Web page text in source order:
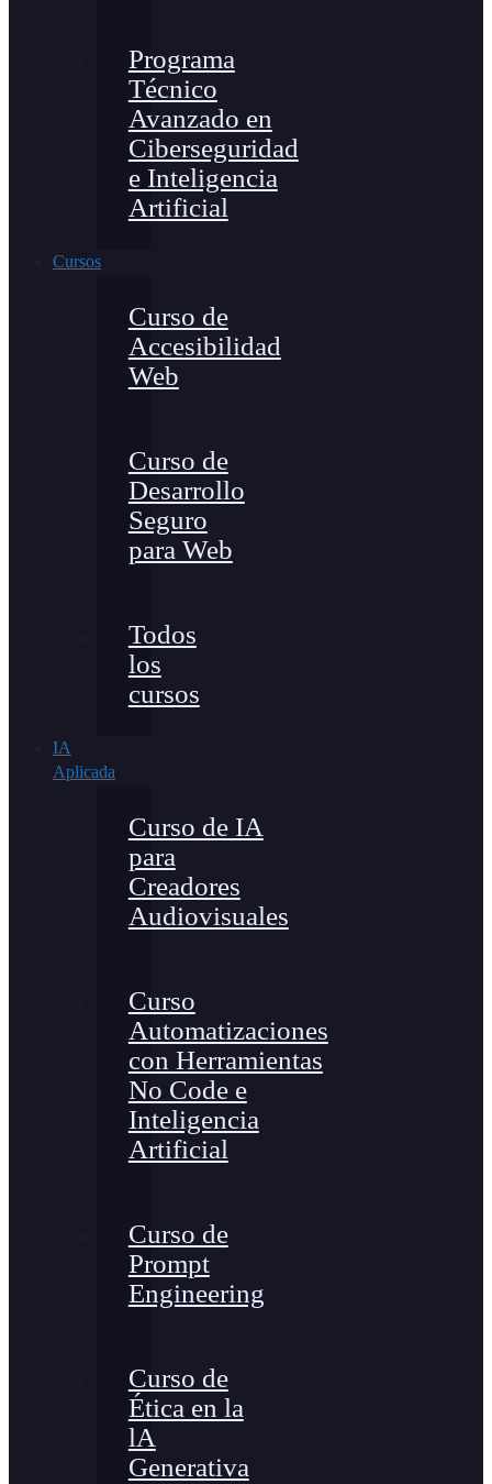
Programa
Técnico
Avanzado en
Ciberseguridad
e Inteligencia
Artificial
Cursos
Curso de
Accesibilidad
Web
Curso de
Desarrollo
Seguro
para Web
Todos
los
cursos
IA
Aplicada
Curso de IA
para
Creadores
Audiovisuales
Curso
Automatizaciones
con Herramientas
No Code e
Inteligencia
Artificial
Curso de
Prompt
Engineering
Curso de
Ética en la
lA
Generativa